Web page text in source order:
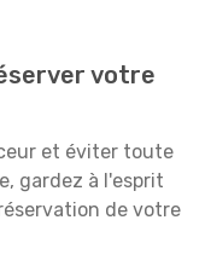
votre
et éviter toute
gardez à l'esprit
de votre